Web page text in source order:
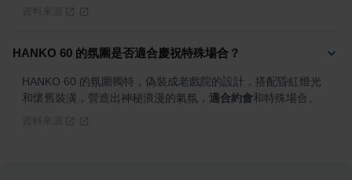
HANKO 60 的氛圍是否適合慶祝特殊場合？
HANKO 60 的氛圍獨特，偽裝成老戲院的設計，搭配昏紅燈光
和懷舊裝潢，營造出神秘浪漫的氣氛， 適合約會和特殊場合。